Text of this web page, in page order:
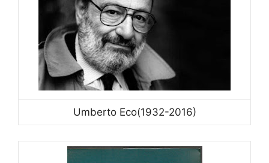
Umberto Eco(1932-2016)